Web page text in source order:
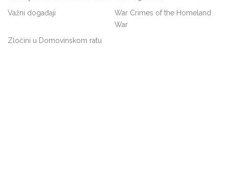
Važni događaji
War Crimes of the Homeland
War
Zločini u Domovinskom ratu